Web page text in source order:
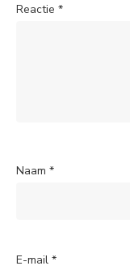
Reactie *
Naam *
E-mail *